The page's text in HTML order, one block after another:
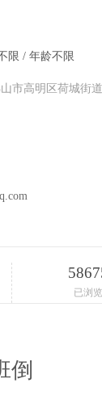
限 / 年龄不限
市高明区荷城街
已浏览
倒